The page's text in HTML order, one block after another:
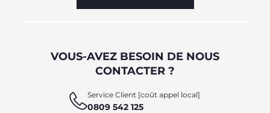
VOUS-AVEZ BESOIN DE NOUS
CONTACTER ?
Service Client [coût appel local]
0809 542 125